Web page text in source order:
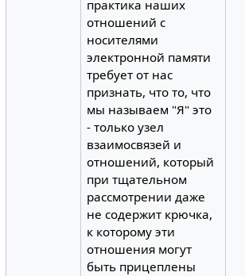
практика наших
отношений с
носителями
электронной памяти
требует от нас
признать, что то, что
мы называем "Я" это
- только узел
взаимосвязей и
отношений, который
при тщательном
рассмотрении даже
не содержит крючка,
к которому эти
отношения могут
быть прицеплены